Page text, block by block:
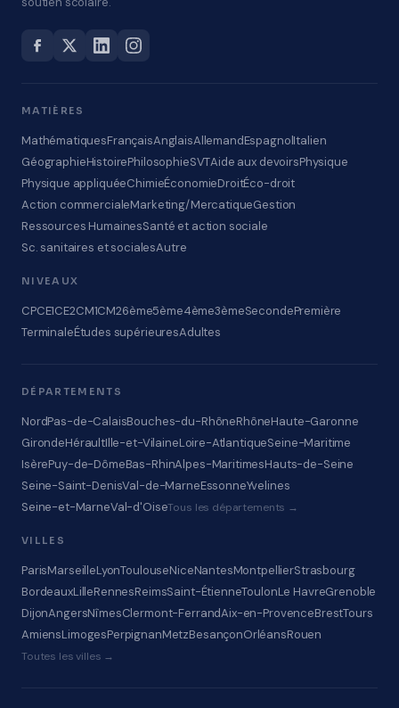
MATIÈRES
MathématiquesFrançaisAnglaisAllemandEspagnolItalien
GéographieHistoirePhilosophieSVTAide aux devoirsPhysique
Physique appliquéeChimieÉconomieDroitÉco-droit
Action commercialeMarketing/MercatiqueGestion
Ressources HumainesSanté et action sociale
Sc. sanitaires et socialesAutre
NIVEAUX
CPCE1CE2CM1CM26ème5ème4ème3èmeSecondePremière
TerminaleÉtudes supérieuresAdultes
DÉPARTEMENTS
NordPas-de-CalaisBouches-du-RhôneRhôneHaute-Garonne
GirondeHéraultIlle-et-VilaineLoire-AtlantiqueSeine-Maritime
IsèrePuy-de-DômeBas-RhinAlpes-MaritimesHauts-de-Seine
Seine-Saint-DenisVal-de-MarneEssonneYvelines
Seine-et-MarneVal-d'OiseTous les départements →
VILLES
ParisMarseilleLyonToulouseNiceNantesMontpellierStrasbourg
BordeauxLilleRennesReimsSaint-ÉtienneToulonLe HavreGrenoble
DijonAngersNîmesClermont-FerrandAix-en-ProvenceBrestTours
AmiensLimogesPerpignanMetzBesançonOrléansRouen
Toutes les villes →